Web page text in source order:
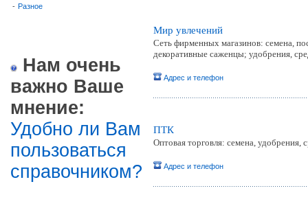
- Разное
Нам очень
важно Ваше
мнение:
Удобно ли Вам
пользоваться
справочником?
Мир увлечений
Сеть фирменных магазинов: семена,
декоративные саженцы; удобрения,
Адрес и телефон
ПТК
Оптовая торговля: семена, удобрения,
Адрес и телефон